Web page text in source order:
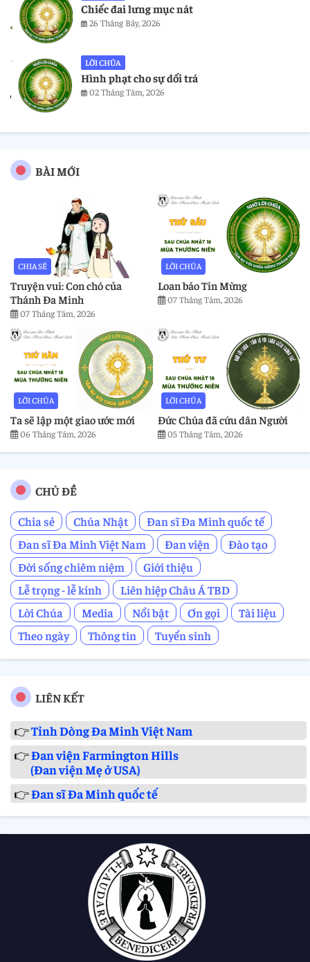
Chiếc đai lưng mục nát
26 Tháng Bảy, 2026
LỜI CHÚA
Hình phạt cho sự dối trá
02 Tháng Tám, 2026
BÀI MỚI
CHIA SẺ
Truyện vui: Con chó của
Thánh Đa Minh
07 Tháng Tám, 2026
LỜI CHÚA
Loan báo Tin Mừng
07 Tháng Tám, 2026
LỜI CHÚA
Ta sẽ lập một giao ước mới
06 Tháng Tám, 2026
LỜI CHÚA
Đức Chúa đã cứu dân Người
05 Tháng Tám, 2026
CHỦ ĐỀ
Chia sẻ
Chúa Nhật
Đan sĩ Đa Minh quốc tế
Đan sĩ Đa Minh Việt Nam
Đan viện
Đào tạo
Đời sống chiêm niệm
Giới thiệu
Lễ trọng - lễ kính
Liên hiệp Châu Á TBD
Lời Chúa
Media Nổi bật Ơn gọi
Tài liệu
Theo ngày
Thông tin Tuyển sinh
LIÊN KẾT
👉Tỉnh Dòng Đa Minh Việt Nam
👉Đan viện Farmington Hills
(Đan viện Mẹ ở USA)
👉Đan sĩ Đa Minh quốc tế